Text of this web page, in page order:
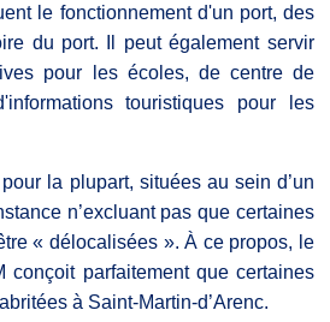
le fonctionnement d'un port, des
du port. Il peut également servir
pour les écoles, de centre de
touristiques pour les
la plupart, situées au sein d’un
n’excluant pas que certaines
« délocalisées ». À ce propos, le
conçoit parfaitement que certaines
à Saint-Martin-d’Arenc.